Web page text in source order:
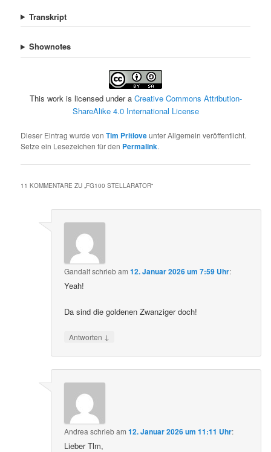
Transkript
Shownotes
This work is licensed under a Creative Commons Attribution-
ShareAlike 4.0 International License
Dieser Eintrag wurde vonTim Pritloveunter Allgemein veröffentlicht.
Setze ein Lesezeichen für den Permalink.
11 KOMMENTARE ZU „FG100 STELLARATOR“
Gandalfschriebam12. Januar 2026 um 7:59 Uhr:
Yeah!
Da sind die goldenen Zwanziger doch!
Antworten ↓
Andrea schriebam12. Januar 2026 um 11:11 Uhr:
Lieber Tlm,